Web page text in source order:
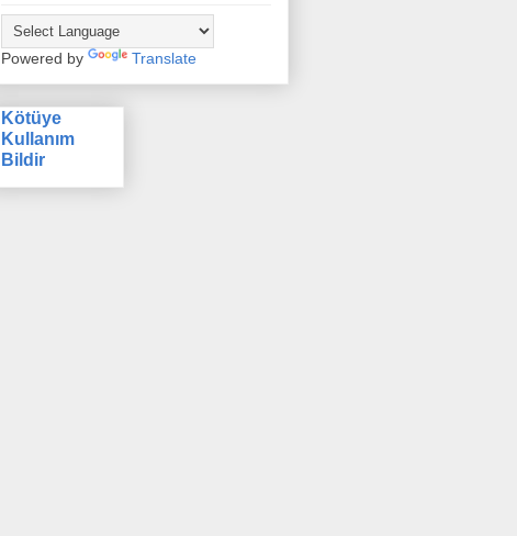
Powered by Translate
Kötüye
Kullanım
Bildir